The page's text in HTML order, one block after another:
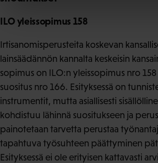
ILO yleissopimus 158
Irtisanomisperusteita koskevan
lainsäädännön kannalta keskeisin
sopimus on ILO:n yleissopimus nro
suositus nro 166. Esityksessä on
instrumentit, mutta asiallisesti
kohdistuu lähinnä suositukseen ja
painotetaan tarvetta perustaa
tapahtuva työsuhteen päättyminen
Esityksessä ei ole erityisen kattavasti